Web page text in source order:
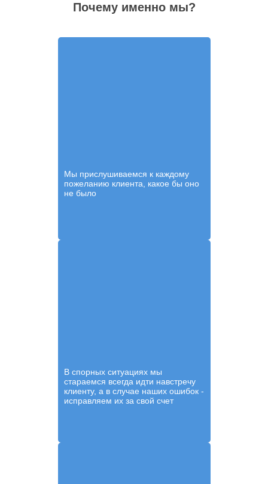
Почему именно мы?
Мы прислушиваемся к каждому
пожеланию клиента, какое бы оно
не было
В спорных ситуациях мы
стараемся всегда идти навстречу
клиенту, а в случае наших ошибок -
исправляем их за свой счет